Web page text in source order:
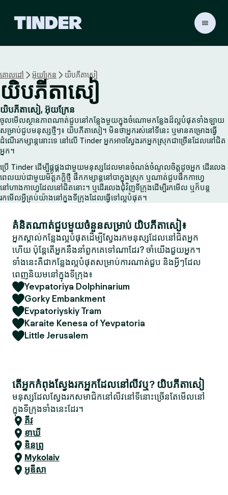
T
i
n
e
r
គោលដៅ អ៊ុយក្រែន យិបភីតាសៀ
យិបភីតាសៀ
យិបភីតាសៀ, អ៊ុយក្រែន
ចូលមើលស្ថានភាពណាត់ជួបនៅកន្លែងមួយក្នុងចំណោមកន្លែងដ៏ល្អបំផុតទាំងឡាយ
សម្រាប់ជួបមនុស្សថ្មីៗ៖ យិបភីតាសៀ។ មិនថាអ្នករស់នៅទីនេះ ឬមានគម្រោងធ្វើ
ដំណើរកម្សាន្តនោះទេ នៅលើ Tinder អ្នកអាចស្វែងរកអ្នកស្រុកជាច្រើនដែលនៅជិត
អ្នក។
ប្រើ Tinder ដើម្បីផ្គូផ្គងជាមួយមនុស្សដែលមានចំណង់ចំណូលចិត្តដូចអ្នក ដើរលេង
ពេលយប់ជាមួយមិត្តភក្តិថ្មី ផឹកកម្សាន្តនៅបាក្នុងស្រុក ឬណាត់ជួបផឹកកាហ្វេ
នៅហាងកាហ្វេដែលនៅជិតនោះ។ ឬដើរលេងជុំវិញទីក្រុងដើម្បីរកមើល ឬក៏បន្ត
រកមើលអ្វីគ្រប់យ៉ាងនៅក្នុងទីក្រុងដែលធ្វើទៅល្អបំផុត។
គំនិតណាត់ជួបមួយចំនួនសម្រាប់ យិបភីតាសៀ៖
អ្នកស្គាល់កន្លែងល្អបំផុតដើម្បីស្វែងរកមនុស្សដែលនៅជិតអ្នក
ហើយ ប៉ុន្តែតើអ្នកនឹងនាំពួកគេទៅណាដែរ? ចាំយើងជួយអ្នក។
ទាំងនេះគឺជាកន្លែងល្អបំផុតសម្រាប់ការណាត់ជួប និងអ្វីៗដែល
ពេញនិយមនៅក្នុងទីក្រុង៖
Yevpatoriya Dolphinarium
Gorky Embankment
Evpatoriyskiy Tram
Karaite Kenesa of Yevpatoria
Little Jerusalem
តើអ្នកកំពុងស្វែងរកអ្នកដែលនៅលីវឬ? យិបភីតាសៀ
មនុស្សដែលស្វែងរកសមាជិកនៅលីវនៅទីនោះច្រើនតែមើលនៅ
ក្នុងទីក្រុងទាំងនេះដែរ។
គីវ
ខាឃី
ឌិនព្រូ
Mykolaiv
អូឌីសា